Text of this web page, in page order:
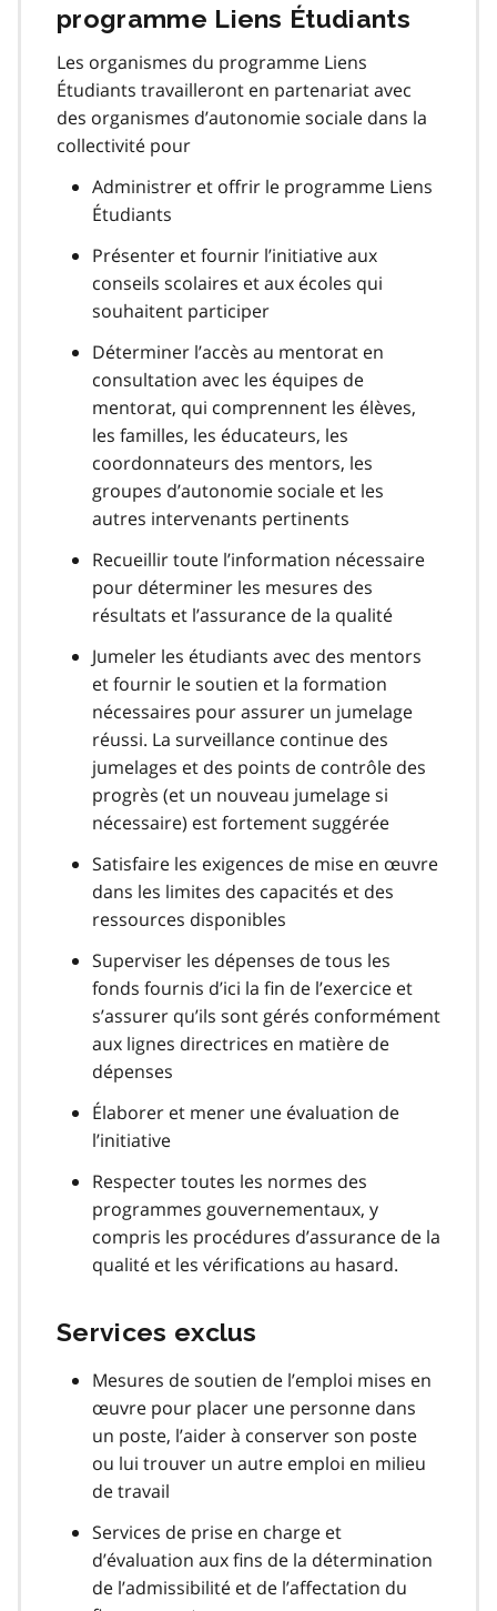
programme Liens Étudiants
Les organismes du programme Liens
Étudiants travailleront en partenariat avec
des organismes d’autonomie sociale dans la
collectivité pour
Administrer et offrir le programme Liens
Étudiants
Présenter et fournir l’initiative aux
conseils scolaires et aux écoles qui
souhaitent participer
Déterminer l’accès au mentorat en
consultation avec les équipes de
mentorat, qui comprennent les élèves,
les familles, les éducateurs, les
coordonnateurs des mentors, les
groupes d’autonomie sociale et les
autres intervenants pertinents
Recueillir toute l’information nécessaire
pour déterminer les mesures des
résultats et l’assurance de la qualité
Jumeler les étudiants avec des mentors
et fournir le soutien et la formation
nécessaires pour assurer un jumelage
réussi. La surveillance continue des
jumelages et des points de contrôle des
progrès (et un nouveau jumelage si
nécessaire) est fortement suggérée
Satisfaire les exigences de mise en œuvre
dans les limites des capacités et des
ressources disponibles
Superviser les dépenses de tous les
fonds fournis d’ici la fin de l’exercice et
s’assurer qu’ils sont gérés conformément
aux lignes directrices en matière de
dépenses
Élaborer et mener une évaluation de
l’initiative
Respecter toutes les normes des
programmes gouvernementaux, y
compris les procédures d’assurance de la
qualité et les vérifications au hasard.
Services exclus
Mesures de soutien de l’emploi mises en
œuvre pour placer une personne dans
un poste, l’aider à conserver son poste
ou lui trouver un autre emploi en milieu
de travail
Services de prise en charge et
d’évaluation aux fins de la détermination
de l’admissibilité et de l’affectation du